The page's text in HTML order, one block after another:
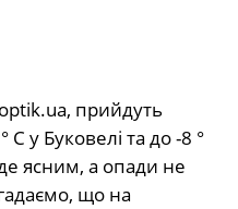
прийдуть
у Буковелі та до -8 °
ясним, а опади не
що на